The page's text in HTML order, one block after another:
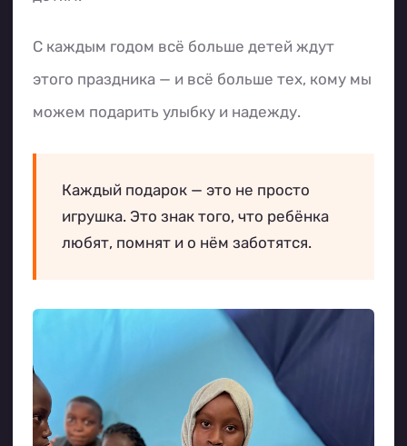
С каждым годом всё больше детей ждут
этого праздника — и всё больше тех, кому мы
можем подарить улыбку и надежду.
Каждый подарок — это не просто
игрушка. Это знак того, что ребёнка
любят, помнят и о нём заботятся.